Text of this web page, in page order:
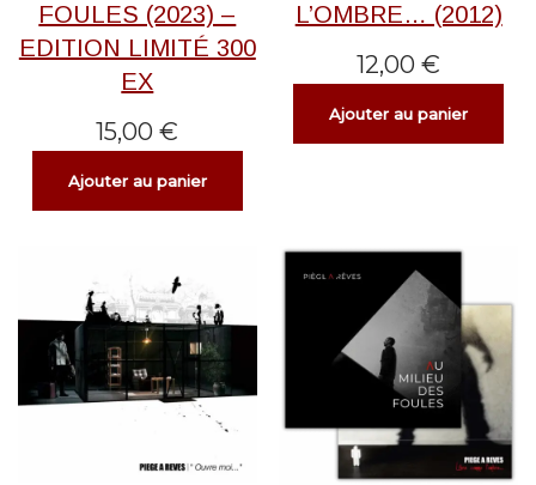
FOULES (2023) –
EDITION LIMITÉ 300
EX
15,00€
Ajouter au panier
L’OMBRE… (2012)
12,00€
Ajouter au panier